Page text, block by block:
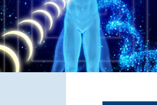
図書館
技術シーズ集／知財マップ